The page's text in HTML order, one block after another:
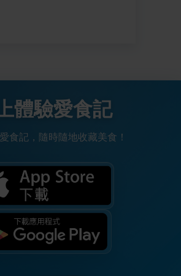
體驗愛食記
食記，隨時隨地收藏美食！